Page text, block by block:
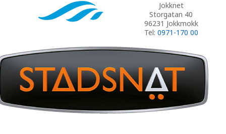
Jokknet
Storgatan 40
96231 Jokkmokk
Tel: 0971-170 00